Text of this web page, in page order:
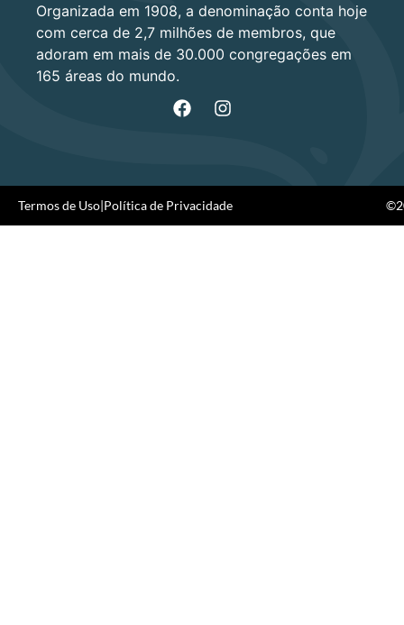
Organizada em 1908, a denominação conta hoje
com cerca de 2,7 milhões de membros, que
adoram em mais de 30.000 congregações em
165 áreas do mundo.
Termos de Uso|Política de Privacidade